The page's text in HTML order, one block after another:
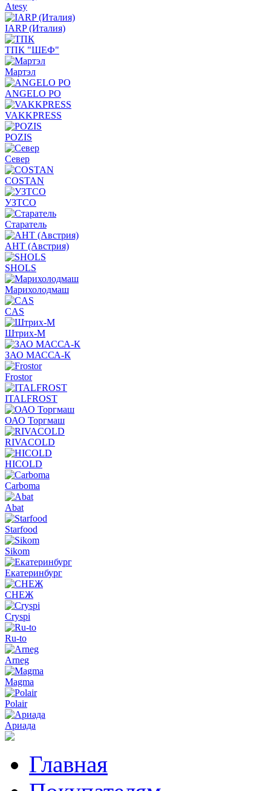
Atesy
IARP (Италия)
ТПК "ШЕФ"
Мартэл
ANGELO PO
VAKKPRESS
POZIS
Север
COSTAN
УЗТСО
Старатель
АНТ (Австрия)
SHOLS
Марихолодмаш
CAS
Штрих-М
ЗАО МАССА-К
Frostor
ITALFROST
ОАО Торгмаш
RIVACOLD
HICOLD
Carboma
Abat
Starfood
Sikom
Екатеринбург
СНЕЖ
Cryspi
Ru-to
Arneg
Magma
Polair
Ариада
Главная